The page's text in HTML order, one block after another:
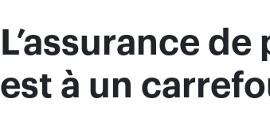
L’assurance
est à un